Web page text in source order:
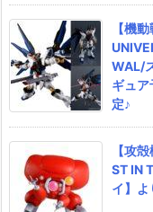
【機
WAL/
ギュ
定♪
【攻
ST IN
イ】